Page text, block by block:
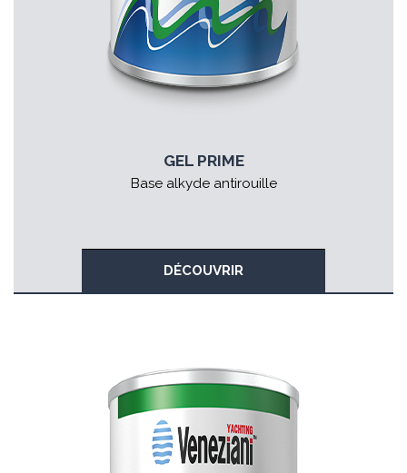
GEL PRIME
Base alkyde antirouille
DÉCOUVRIR